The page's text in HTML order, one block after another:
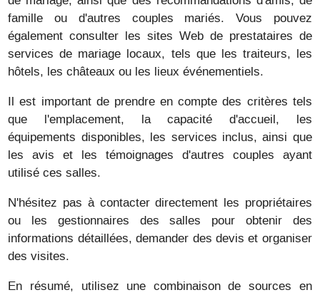
famille ou d'autres couples mariés. Vous pouvez
également consulter les sites Web de prestataires de
services de mariage locaux, tels que les traiteurs, les
hôtels, les châteaux ou les lieux événementiels.
Il est important de prendre en compte des critères tels
que l'emplacement, la capacité d'accueil, les
équipements disponibles, les services inclus, ainsi que
les avis et les témoignages d'autres couples ayant
utilisé ces salles.
N'hésitez pas à contacter directement les propriétaires
ou les gestionnaires des salles pour obtenir des
informations détaillées, demander des devis et organiser
des visites.
En résumé, utilisez une combinaison de sources en